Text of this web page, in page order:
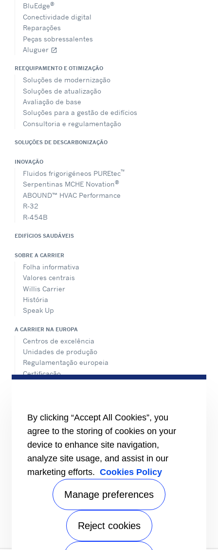
BluEdge®
Conectividade digital
Reparações
Peças sobressalentes
Aluguer open_in_new
REEQUIPAMENTO E OTIMIZAÇÃO
Soluções de modernização
Soluções de atualização
Avaliação de base
Soluções para a gestão de edifícios
Consultoria e regulamentação
SOLUÇÕES DE DESCARBONIZAÇÃO
INOVAÇÃO
Fluidos frigorigéneos PUREtec™
Serpentinas MCHE Novation®
ABOUND™ HVAC Performance
R-32
R-454B
EDIFÍCIOS SAUDÁVEIS
SOBRE A CARRIER
Folha informativa
Valores centrais
Willis Carrier
História
Speak Up
A CARRIER NA EUROPA
Centros de excelência
Unidades de produção
Regulamentação europeia
Certificação
RECURSOS
Brochuras
Vídeos
INFORMAÇÕES
Fornecedores
Investidores
CONTACTE-NOS
By clicking “Accept All Cookies”, you
agree to the storing of cookies on your
device to enhance site navigation,
analyze site usage, and assist in our
marketing efforts. Cookies Policy
Manage preferences
Reject cookies